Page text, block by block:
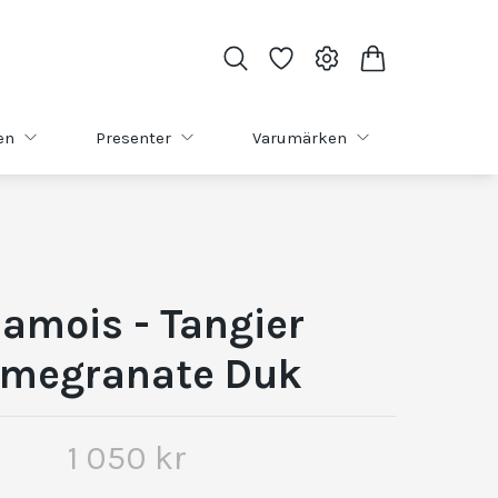
Presenter Varumärken
- Tangier
Duk
1 050 kr